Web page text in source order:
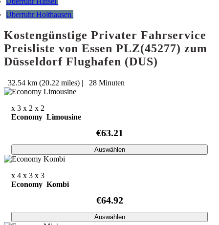
Überruhr Holthausen
Kostengünstige Privater Fahrservice
Preisliste von Essen PLZ(45277) zum
Düsseldorf Flughafen (DUS)
32.54 km (20.22 miles) | 28 Minuten
x 3 x 2 x 2
Economy Limousine
€63.21
Auswählen
x 4 x 3 x 3
Economy Kombi
€64.92
Auswählen